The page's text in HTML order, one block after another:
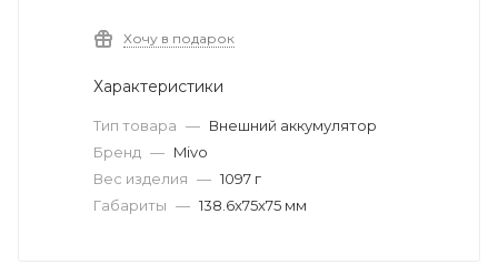
Хочу в подарок
Характеристики
Тип товара — Внешний аккумулятор
Бренд — Mivo
Вес изделия — 1097 г
Габариты — 138.6x75x75 мм